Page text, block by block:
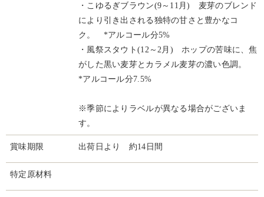
・こゆるぎブラウン(9～11月) 麦芽のブレンド
により引き出される独特の甘さと豊かなコ
ク。 *アルコール分5%
・風祭スタウト(12～2月) ホップの苦味に、焦
がした黒い麦芽とカラメル麦芽の濃い色調。
*アルコール分7.5%
※季節によりラベルが異なる場合がございま
す。
賞味期限 出荷日より 約14日間
特定原材料